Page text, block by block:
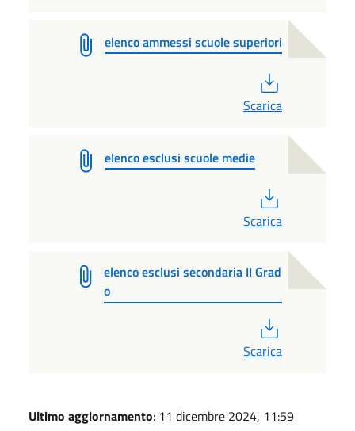
elenco ammessi scuole superiori
Scarica
elenco esclusi scuole medie
Scarica
elenco esclusi secondaria II Grad
o
Scarica
Ultimo aggiornamento: 11 dicembre 2024, 11:59